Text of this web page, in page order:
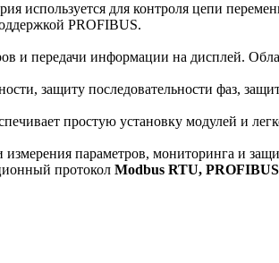
используется для контроля цепи
PROFIBUS.
и передачи информации на дисплей.
защиту последовательности фаз,
простую установку модулей и
измерения параметров, мониторинга и
протокол Modbus RTU,